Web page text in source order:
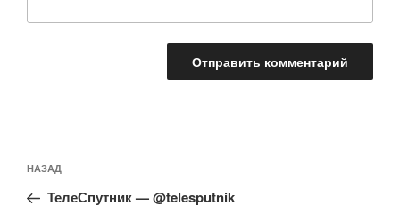
по
записям
Предыдущая
запись:
НАЗАД
ТелеСпутник — @telesputnik